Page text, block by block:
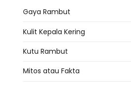
Gaya Rambut
Kulit Kepala Kering
Kutu Rambut
Mitos atau Fakta